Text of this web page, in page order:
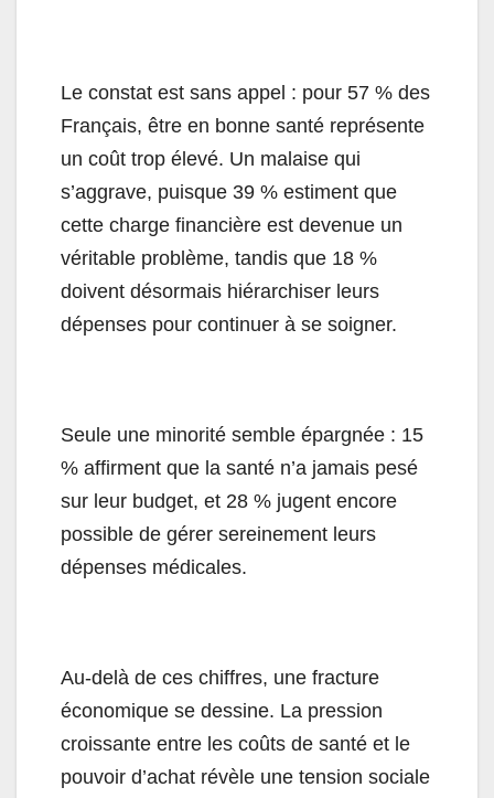
Le constat est sans appel : pour 57 % des
Français, être en bonne santé représente
un coût trop élevé. Un malaise qui
s’aggrave, puisque 39 % estiment que
cette charge financière est devenue un
véritable problème, tandis que 18 %
doivent désormais hiérarchiser leurs
dépenses pour continuer à se soigner.
Seule une minorité semble épargnée : 15
% affirment que la santé n’a jamais pesé
sur leur budget, et 28 % jugent encore
possible de gérer sereinement leurs
dépenses médicales.
Au-delà de ces chiffres, une fracture
économique se dessine. La pression
croissante entre les coûts de santé et le
pouvoir d’achat révèle une tension sociale